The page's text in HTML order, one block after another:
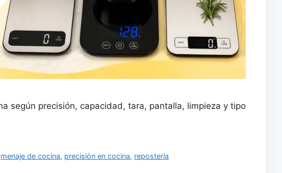
según precisión, capacidad, tara, pantalla, limpieza y tipo
menaje de cocina, precisión en cocina, repostería